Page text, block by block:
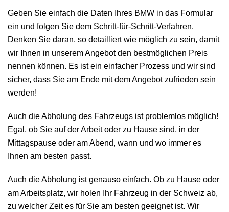
Geben Sie einfach die Daten Ihres BMW in das Formular
ein und folgen Sie dem Schritt-für-Schritt-Verfahren.
Denken Sie daran, so detailliert wie möglich zu sein, damit
wir Ihnen in unserem Angebot den bestmöglichen Preis
nennen können. Es ist ein einfacher Prozess und wir sind
sicher, dass Sie am Ende mit dem Angebot zufrieden sein
werden!
Auch die Abholung des Fahrzeugs ist problemlos möglich!
Egal, ob Sie auf der Arbeit oder zu Hause sind, in der
Mittagspause oder am Abend, wann und wo immer es
Ihnen am besten passt.
Auch die Abholung ist genauso einfach. Ob zu Hause oder
am Arbeitsplatz, wir holen Ihr Fahrzeug in der Schweiz ab,
zu welcher Zeit es für Sie am besten geeignet ist. Wir